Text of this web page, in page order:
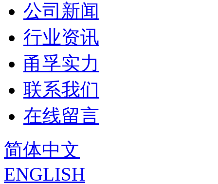
公司新闻
行业资讯
甬孚实力
联系我们
在线留言
简体中文
ENGLISH